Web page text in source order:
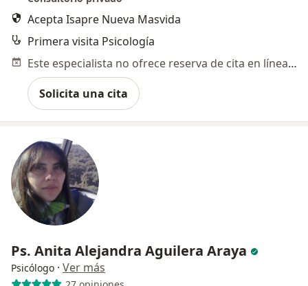
Acepta Isapre Nueva Masvida
Primera visita Psicología
Este especialista no ofrece reserva de cita en línea en esta dirección.
Solicita una cita
Ps. Anita Alejandra Aguilera Araya
Psicólogo · Ver más